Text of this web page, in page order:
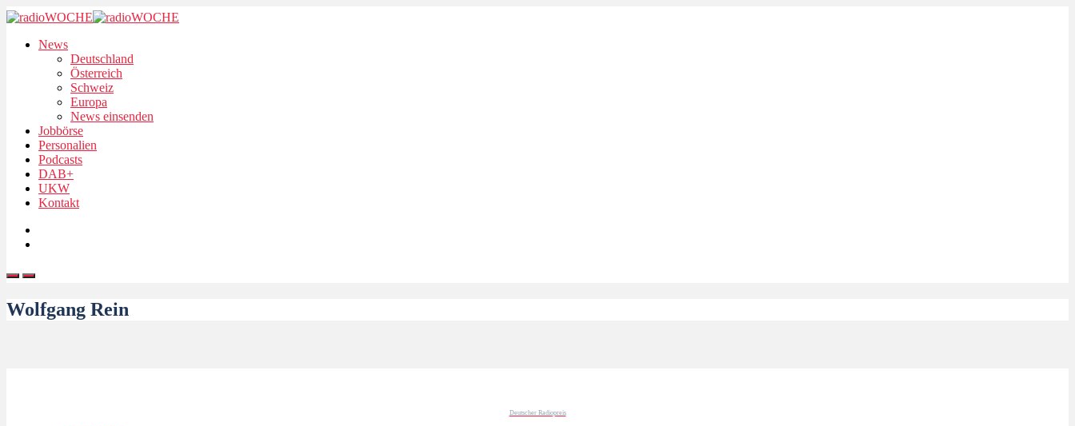
News
Deutschland
Österreich
Schweiz
Europa
News einsenden
Jobbörse
Personalien
Podcasts
DAB+
UKW
Kontakt
Wolfgang Rein
Deutscher Radiopreis